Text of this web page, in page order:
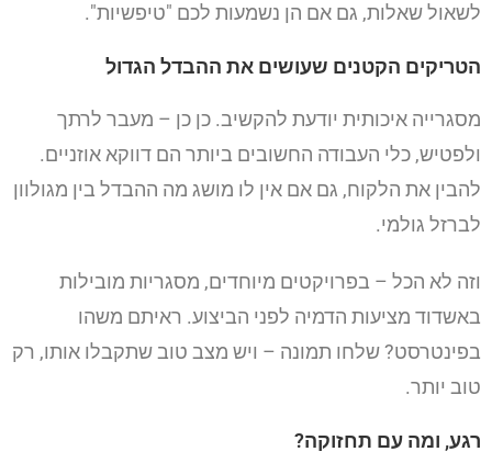
לשאול שאלות, גם אם הן נשמעות לכם "טיפשיות".
הטריקים הקטנים שעושים את ההבדל הגדול
מסגרייה איכותית יודעת להקשיב. כן כן – מעבר לרתך
ולפטיש, כלי העבודה החשובים ביותר הם דווקא אוזניים.
להבין את הלקוח, גם אם אין לו מושג מה ההבדל בין מגולוון
לברזל גולמי.
וזה לא הכל – בפרויקטים מיוחדים, מסגריות מובילות
באשדוד מציעות הדמיה לפני הביצוע. ראיתם משהו
בפינטרסט? שלחו תמונה – ויש מצב טוב שתקבלו אותו, רק
טוב יותר.
רגע, ומה עם תחזוקה?